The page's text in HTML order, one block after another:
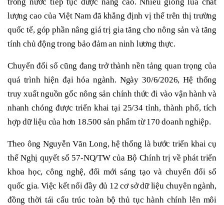
lượng cao của Việt Nam đã khẳng định vị thế trên thị trường
quốc tế, góp phần nâng giá trị gia tăng cho nông sản và tăng
tính chủ động trong bảo đảm an ninh lương thực.
Chuyển đổi số cũng đang trở thành nền tảng quan trọng của
quá trình hiện đại hóa ngành. Ngày 30/6/2026, Hệ thống
truy xuất nguồn gốc nông sản chính thức đi vào vận hành và
nhanh chóng được triển khai tại 25/34 tỉnh, thành phố, tích
hợp dữ liệu của hơn 18.500 sản phẩm từ 170 doanh nghiệp.
Theo ông Nguyễn Văn Long, hệ thống là bước triển khai cụ
thể Nghị quyết số 57-NQ/TW của Bộ Chính trị về phát triển
khoa học, công nghệ, đổi mới sáng tạo và chuyển đổi số
quốc gia. Việc kết nối đầy đủ 12 cơ sở dữ liệu chuyên ngành,
đồng thời tái cấu trúc toàn bộ thủ tục hành chính lên môi